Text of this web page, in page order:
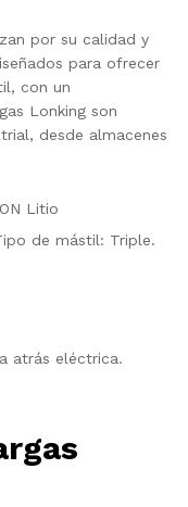
por su calidad y
para ofrecer
con un
Lonking son
desde almacenes
Litio
de mástil: Triple.
atrás eléctrica.